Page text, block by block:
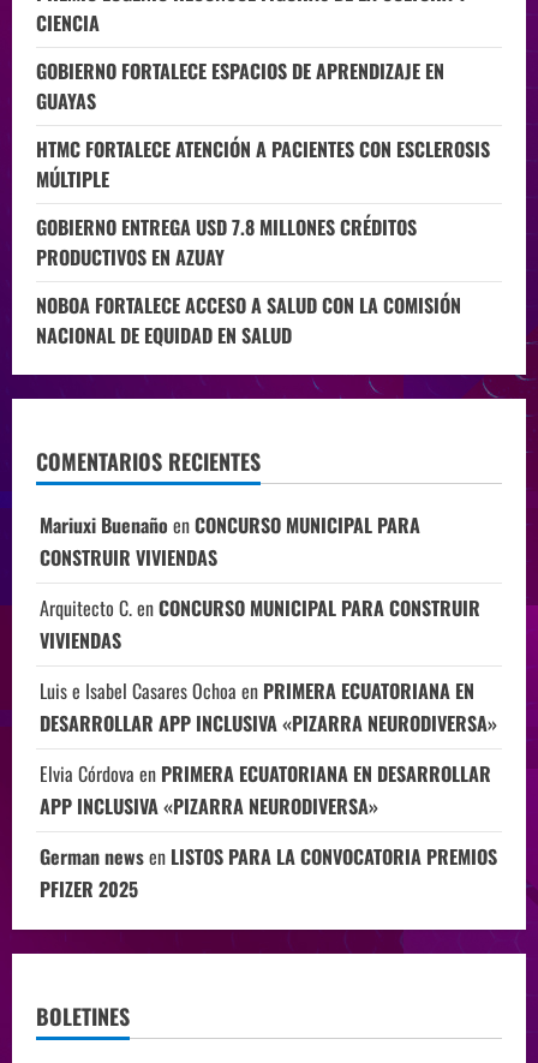
CIENCIA
GOBIERNO FORTALECE ESPACIOS DE APRENDIZAJE EN
GUAYAS
HTMC FORTALECE ATENCIÓN A PACIENTES CON ESCLEROSIS
MÚLTIPLE
GOBIERNO ENTREGA USD 7.8 MILLONES CRÉDITOS
PRODUCTIVOS EN AZUAY
NOBOA FORTALECE ACCESO A SALUD CON LA COMISIÓN
NACIONAL DE EQUIDAD EN SALUD
COMENTARIOS RECIENTES
Mariuxi Buenaño enCONCURSO MUNICIPAL PARA
CONSTRUIR VIVIENDAS
Arquitecto C.enCONCURSO MUNICIPAL PARA CONSTRUIR
VIVIENDAS
Luis e Isabel Casares Ochoa en PRIMERA ECUATORIANA EN
DESARROLLAR APP INCLUSIVA «PIZARRA NEURODIVERSA»
Elvia Córdova en PRIMERA ECUATORIANA EN DESARROLLAR
APP INCLUSIVA «PIZARRA NEURODIVERSA»
German newsen LISTOS PARA LA CONVOCATORIA PREMIOS
PFIZER 2025
BOLETINES